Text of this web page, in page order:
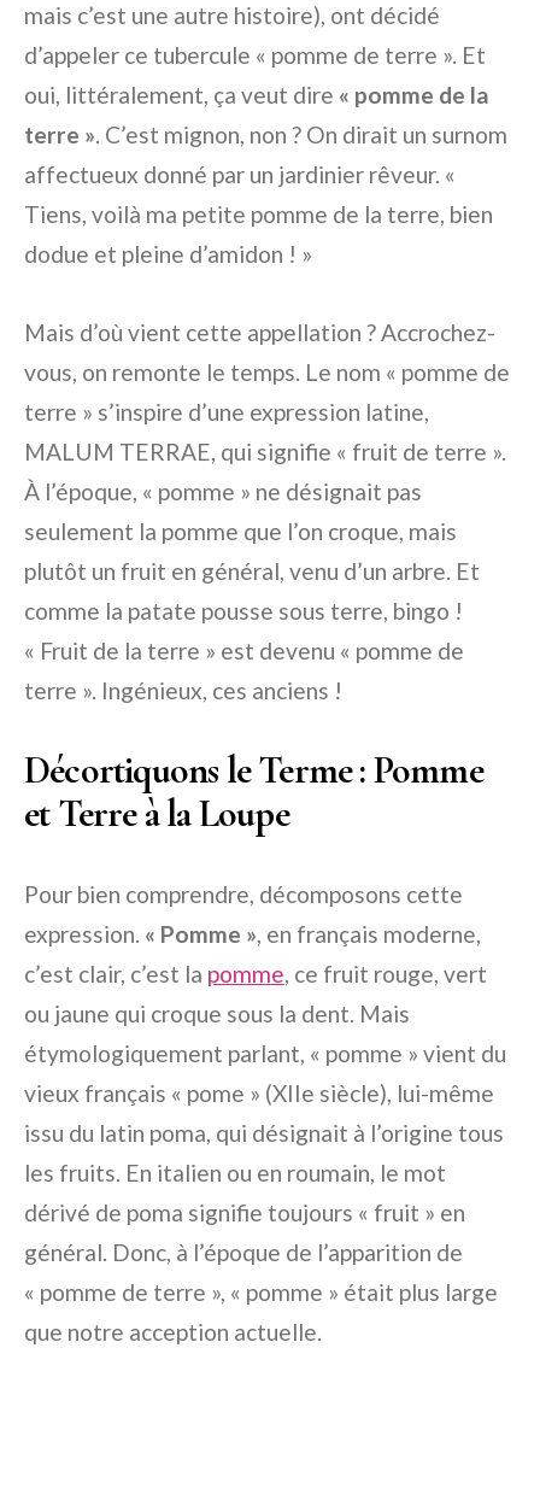
mais c’est une autre histoire), ont décidé
d’appeler ce tubercule « pomme de terre ». Et
oui, littéralement, ça veut dire « pomme de la
terre ». C’est mignon, non ? On dirait un surnom
affectueux donné par un jardinier rêveur. «
Tiens, voilà ma petite pomme de la terre, bien
dodue et pleine d’amidon ! »
Mais d’où vient cette appellation ? Accrochez-
vous, on remonte le temps. Le nom « pomme de
terre » s’inspire d’une expression latine,
MALUM TERRAE, qui signifie « fruit de terre ».
À l’époque, « pomme » ne désignait pas
seulement la pomme que l’on croque, mais
plutôt un fruit en général, venu d’un arbre. Et
comme la patate pousse sous terre, bingo !
« Fruit de la terre » est devenu « pomme de
terre ». Ingénieux, ces anciens !
Décortiquons le Terme : Pomme
et Terre à la Loupe
Pour bien comprendre, décomposons cette
expression. « Pomme », en français moderne,
c’est clair, c’est la pomme, ce fruit rouge, vert
ou jaune qui croque sous la dent. Mais
étymologiquement parlant, « pomme » vient du
vieux français « pome » (XIIe siècle), lui-même
issu du latin poma, qui désignait à l’origine tous
les fruits. En italien ou en roumain, le mot
dérivé de poma signifie toujours « fruit » en
général. Donc, à l’époque de l’apparition de
« pomme de terre », « pomme » était plus large
que notre acception actuelle.